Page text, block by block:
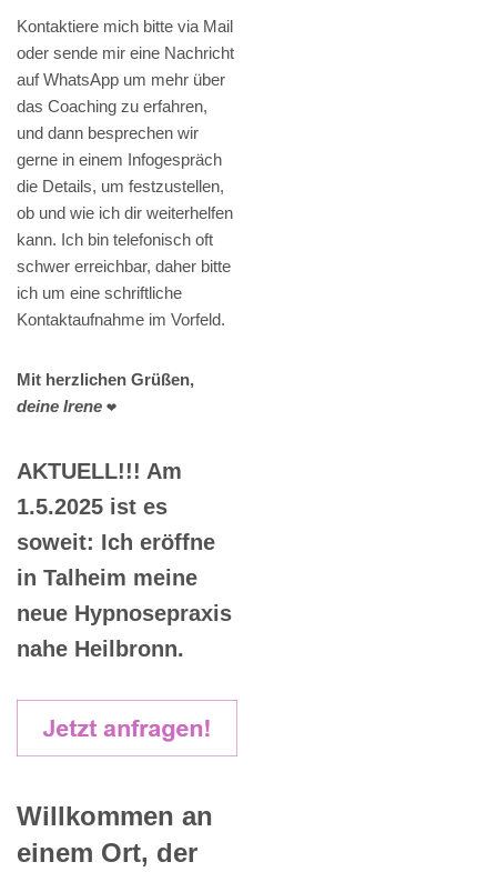
Kontaktiere mich bitte via Mail
oder sende mir eine Nachricht
auf WhatsApp um mehr über
das Coaching zu erfahren,
und dann besprechen wir
gerne in einem Infogespräch
die Details, um festzustellen,
ob und wie ich dir weiterhelfen
kann. Ich bin telefonisch oft
schwer erreichbar, daher bitte
ich um eine schriftliche
Kontaktaufnahme im Vorfeld.
Mit herzlichen Grüßen,
deine Irene ❤️
AKTUELL!!! Am
1.5.2025 ist es
soweit: Ich eröffne
in Talheim meine
neue Hypnosepraxis
nahe Heilbronn.
Willkommen an
einem Ort, der